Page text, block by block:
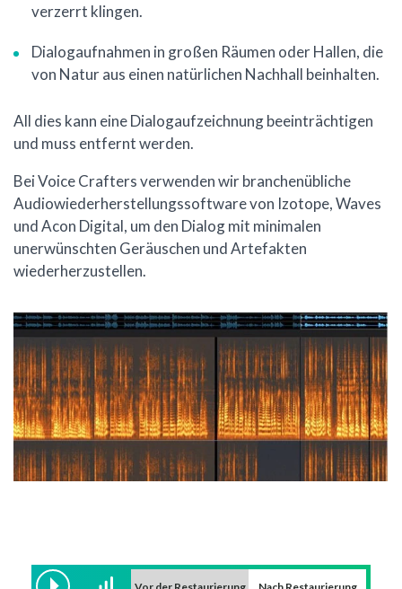
verzerrt klingen.
Dialogaufnahmen in großen Räumen oder Hallen, die
von Natur aus einen natürlichen Nachhall beinhalten.
All dies kann eine Dialogaufzeichnung beeinträchtigen
und muss entfernt werden.
Bei Voice Crafters verwenden wir branchenübliche
Audiowiederherstellungssoftware von Izotope, Waves
und Acon Digital, um den Dialog mit minimalen
unerwünschten Geräuschen und Artefakten
wiederherzustellen.